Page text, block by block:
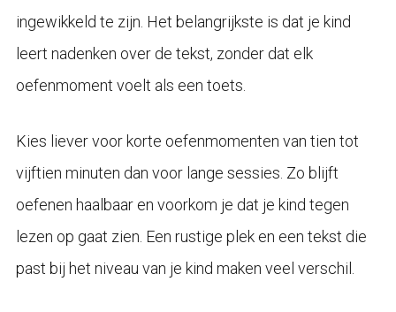
ingewikkeld te zijn. Het belangrijkste is dat je kind
leert nadenken over de tekst, zonder dat elk
oefenmoment voelt als een toets.
Kies liever voor korte oefenmomenten van tien tot
vijftien minuten dan voor lange sessies. Zo blijft
oefenen haalbaar en voorkom je dat je kind tegen
lezen op gaat zien. Een rustige plek en een tekst die
past bij het niveau van je kind maken veel verschil.